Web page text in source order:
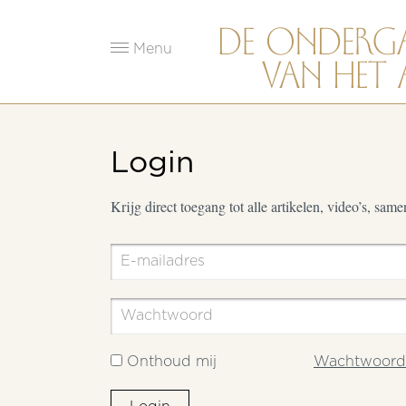
Menu
Login
Krijg direct toegang tot alle artikelen, video’s,
Onthoud mij